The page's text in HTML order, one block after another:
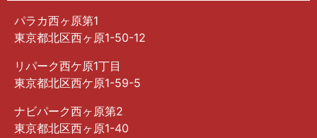
パラカ西ヶ原第1
東京都北区西ヶ原1-50-12
リパーク西ケ原1丁目
東京都北区西ケ原1-59-5
ナビパーク西ヶ原第2
東京都北区西ヶ原1-40